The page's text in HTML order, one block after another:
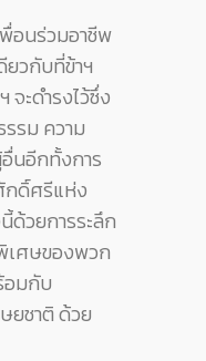
อนร่วมอาชีพ
ยวกับที่ข้าฯ
จะดำรงไว้ซึ่ง
รม ความ
นอีกทั้งการ
กดิ์ศรีแห่ง
ด้วยการระลึก
เศษของพวก
อมกับ
ยชาติ ด้วย